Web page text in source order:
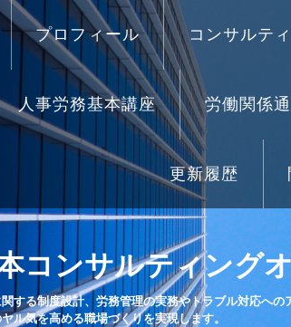
プロフィール コンサルテ
人事労務基本講座 労働関係
更新履歴
コンサルティング
する制度設計、労務管理の実務やトラブル対応への
ル気を高める職場づくりを実現します。